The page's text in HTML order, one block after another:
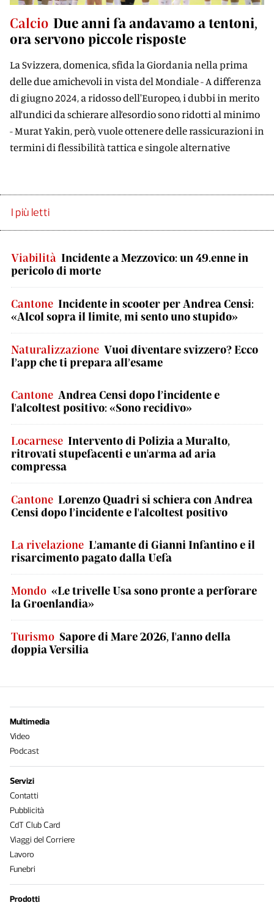
Calcio Due anni fa andavamo a tentoni,
ora servono piccole risposte
La Svizzera, domenica, sfida la Giordania nella prima
delle due amichevoli in vista del Mondiale - A differenza
di giugno 2024, a ridosso dell'Europeo, i dubbi in merito
all’undici da schierare all’esordio sono ridotti al minimo
- Murat Yakin, però, vuole ottenere delle rassicurazioni in
termini di flessibilità tattica e singole alternative
I più letti
Viabilità Incidente a Mezzovico: un 49.enne in
pericolo di morte
Cantone Incidente in scooter per Andrea Censi:
«Alcol sopra il limite, mi sento uno stupido»
Naturalizzazione Vuoi diventare svizzero? Ecco
l’app che ti prepara all’esame
Cantone Andrea Censi dopo l’incidente e
l'alcoltest positivo: «Sono recidivo»
Locarnese Intervento di Polizia a Muralto,
ritrovati stupefacenti e un'arma ad aria
compressa
Cantone Lorenzo Quadri si schiera con Andrea
Censi dopo l’incidente e l'alcoltest positivo
La rivelazione L'amante di Gianni Infantino e il
risarcimento pagato dalla Uefa
Mondo «Le trivelle Usa sono pronte a perforare
la Groenlandia»
Turismo Sapore di Mare 2026, l'anno della
doppia Versilia
Multimedia
Video
Podcast
Servizi
Contatti
Pubblicità
CdT Club Card
Viaggi del Corriere
Lavoro
Funebri
Prodotti